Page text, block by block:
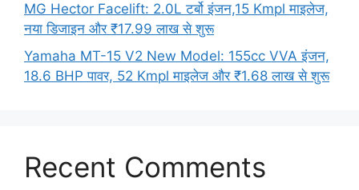
MG Hector Facelift: 2.0L टर्बो इंजन,15 Kmpl माइलेज,
नया डिजाइन और ₹17.99 लाख से शुरू
Yamaha MT-15 V2 New Model: 155cc VVA इंजन,
18.6 BHP पावर, 52 Kmpl माइलेज और ₹1.68 लाख से शुरू
Recent Comments